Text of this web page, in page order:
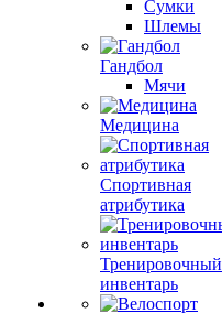
Сумки
Шлемы
Гандбол
Мячи
Медицина
Спортивная
атрибутика
Тренировочный
инвентарь